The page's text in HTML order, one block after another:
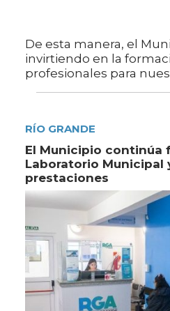
De esta manera, el
invirtiendo en la
profesionales para
RÍO GRANDE
El Municipio continúa
Laboratorio Municipal
prestaciones